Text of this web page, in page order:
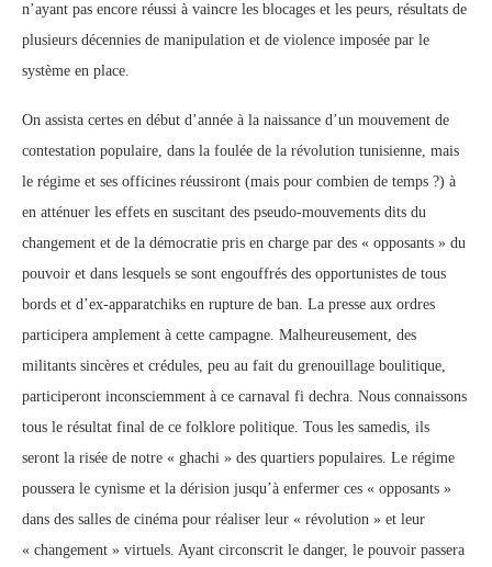
n’ayant pas encore réussi à vaincre les blocages et les peurs, résultats de
plusieurs décennies de manipulation et de violence imposée par le
système en place.
On assista certes en début d’année à la naissance d’un mouvement de
contestation populaire, dans la foulée de la révolution tunisienne, mais
le régime et ses officines réussiront (mais pour combien de temps ?) à
en atténuer les effets en suscitant des pseudo-mouvements dits du
changement et de la démocratie pris en charge par des « opposants » du
pouvoir et dans lesquels se sont engouffrés des opportunistes de tous
bords et d’ex-apparatchiks en rupture de ban. La presse aux ordres
participera amplement à cette campagne. Malheureusement, des
militants sincères et crédules, peu au fait du grenouillage boulitique,
participeront inconsciemment à ce carnaval fi dechra. Nous connaissons
tous le résultat final de ce folklore politique. Tous les samedis, ils
seront la risée de notre « ghachi » des quartiers populaires. Le régime
poussera le cynisme et la dérision jusqu’à enfermer ces « opposants »
dans des salles de cinéma pour réaliser leur « révolution » et leur
« changement » virtuels. Ayant circonscrit le danger, le pouvoir passera